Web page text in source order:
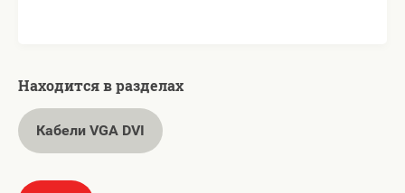
Находится в разделах
Кабели VGA DVI